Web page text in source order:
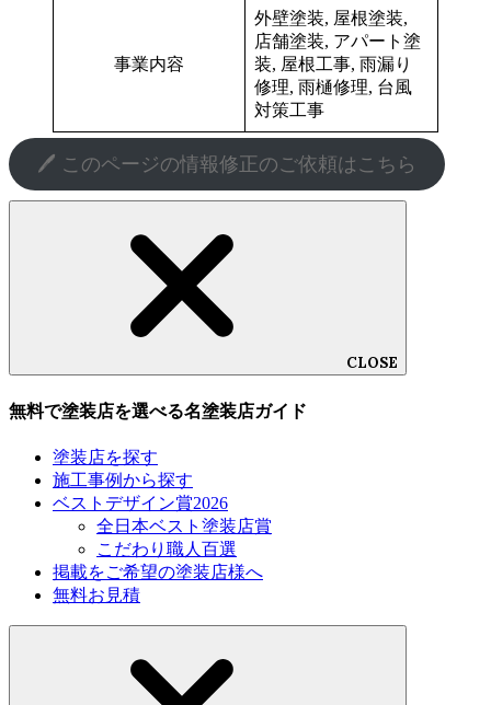
事業内容
外壁塗装, 屋根塗装,
店舗塗装, アパート塗
装, 屋根工事, 雨漏り
修理, 雨樋修理, 台風
対策工事
🖊️ このページの情報修正のご依頼はこちら
CLOSE
無料で塗装店を選べる名塗装店ガイド
塗装店を探す
施工事例から探す
ベストデザイン賞2026
全日本ベスト塗装店賞
こだわり職人百選
掲載をご希望の塗装店様へ
無料お見積